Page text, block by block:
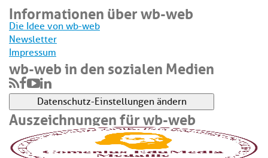
Informationen über wb-web
Die Idee von wb-web
Newsletter
Impressum
wb-web in den sozialen Medien
Datenschutz-Einstellungen ändern
Auszeichnungen für wb-web